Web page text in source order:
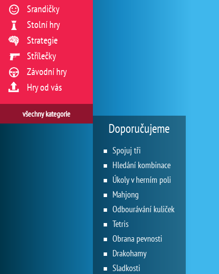
Srandičky
Stolní hry
Strategie
Střílečky
Závodní hry
Hry od vás
všechny kategorie
Doporučujeme
Spojuj tři
Hledání kombinace
Úkoly v herním poli
Mahjong
Odbourávání kuliček
Tetris
Obrana pevnosti
Drakohamy
Sladkosti